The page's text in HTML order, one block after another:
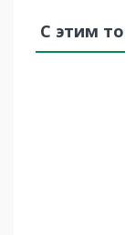
С этим